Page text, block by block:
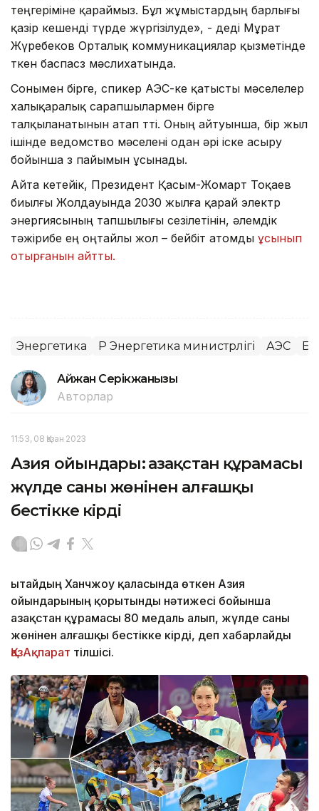
теңгеріміне қараймыз. Бұл жұмыстардың барлығы
қазір кешенді түрде жүргізілуде», - деді Мұрат
Жүребеков Орталық коммуникациялар қызметінде
өткен баспасөз мәслихатында.
Сонымен бірге, спикер АЭС-ке қатысты мәселелер
халықаралық сарапшылармен бірге
талқыланатынын атап өтті. Оның айтуынша, бір жыл
ішінде ведомство мәселені одан әрі іске асыру
бойынша өз пайымын ұсынады.
Айта кетейік, Президент Қасым-Жомарт Тоқаев
биылғы Жолдауында 2030 жылға қарай электр
энергиясының тапшылығы сезілетінін, әлемдік
тәжірибе ең оңтайлы жол – бейбіт атомды ұсынып
отырғанын айтты.
Энергетика ҚР Энергетика министрлігі АЭС
Айжан Серікжанқызы
Авторлар
11:53, 08 Қазан 2023
Азия ойындары: Қазақстан құрамасы
жүлде саны жөнінен алғашқы
бестікке кірді
Қытайдың Ханчжоу қаласында өткен Азия
ойындарының қорытынды нәтижесі бойынша
Қазақстан құрамасы 80 медаль алып, жүлде саны
жөнінен алғашқы бестікке кірді, деп хабарлайды
ҚазАқпарат тілшісі.